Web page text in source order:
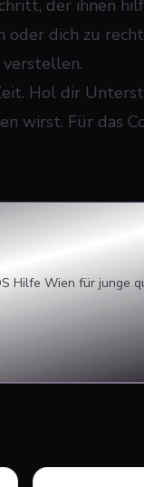
der ihnen
oder dich zu
verstellen.
Hol dir
wirst. Für das
Hilfe Wien für junge